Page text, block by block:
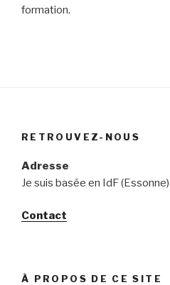
formation.
RETROUVEZ-NOUS
Adresse
Je suis basée en IdF
Contact
À PROPOS DE CE SITE